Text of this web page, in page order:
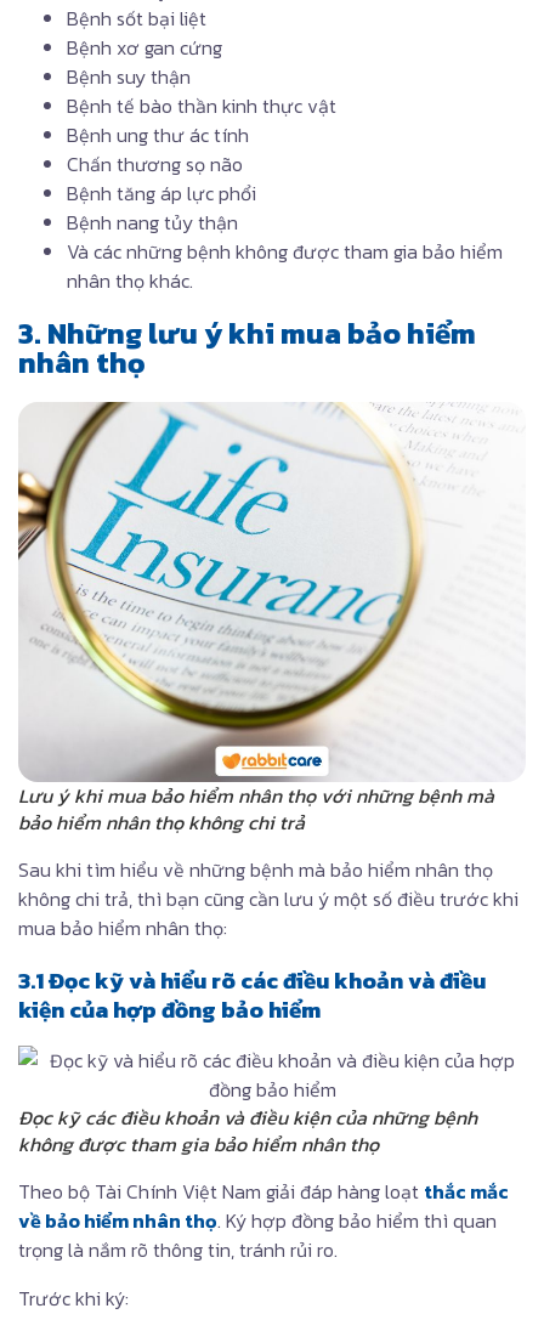
Bệnh sốt bại liệt
Bệnh xơ gan cứng
Bệnh suy thận
Bệnh tế bào thần kinh thực vật
Bệnh ung thư ác tính
Chấn thương sọ não
Bệnh tăng áp lực phổi
Bệnh nang tủy thận
Và các những bệnh không được tham gia bảo hiểm
nhân thọ khác.
3. Những lưu ý khi mua bảo hiểm
nhân thọ
Lưu ý khi mua bảo hiểm nhân thọ với những bệnh mà
bảo hiểm nhân thọ không chi trả
Sau khi tìm hiểu về những bệnh mà bảo hiểm nhân thọ
không chi trả, thì bạn cũng cần lưu ý một số điều trước khi
mua bảo hiểm nhân thọ:
3.1 Đọc kỹ và hiểu rõ các điều khoản và điều
kiện của hợp đồng bảo hiểm
Đọc kỹ các điều khoản và điều kiện của những bệnh
không được tham gia bảo hiểm nhân thọ
Theo bộ Tài Chính Việt Nam giải đáp hàng loạt thắc mắc
về bảo hiểm nhân thọ. Ký hợp đồng bảo hiểm thì quan
trọng là nắm rõ thông tin, tránh rủi ro.
Trước khi ký: